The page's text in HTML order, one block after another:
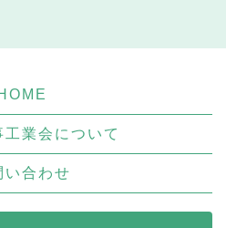
業会について
い合わせ